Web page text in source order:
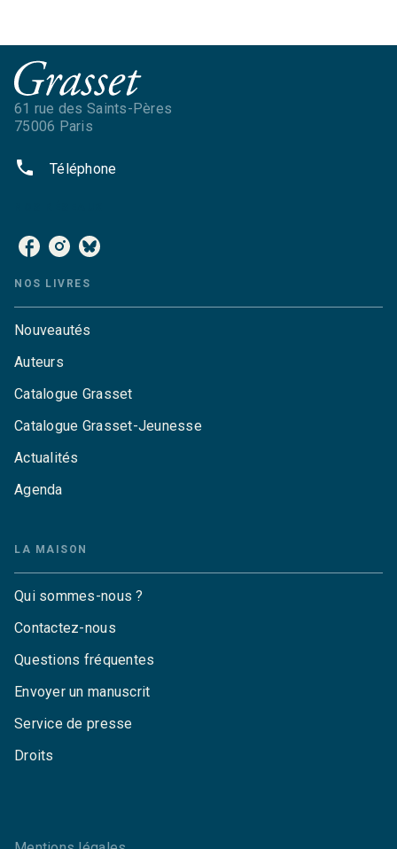
61 rue des Saints-Pères
75006 Paris
phone Téléphone
NOS LIVRES
Nouveautés
Auteurs
Catalogue Grasset
Catalogue Grasset-Jeunesse
Actualités
Agenda
LA MAISON
Qui sommes-nous ?
Contactez-nous
Questions fréquentes
Envoyer un manuscrit
Service de presse
Droits